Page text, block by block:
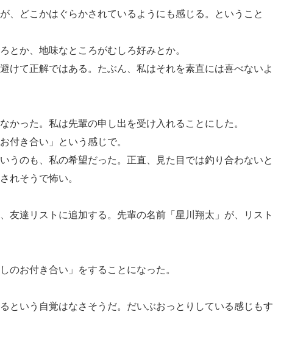
、どこかはぐらかされているようにも感じる。ということ
か、地味なところがむしろ好みとか。
けて正解ではある。たぶん、私はそれを素直には喜べないよ
かった。私は先輩の申し出を受け入れることにした。
付き合い」という感じで。
うのも、私の希望だった。正直、見た目では釣り合わないと
れそうで怖い。
友達リストに追加する。先輩の名前「星川翔太」が、リスト
お付き合い」をすることになった。
という自覚はなさそうだ。だいぶおっとりしている感じもす